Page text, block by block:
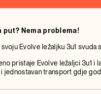
put? Nema problema!
Evolve ležaljku 3u1 svuda
pristaje Evolve ležaljci 3u1 i
i jednostavan transport gdje